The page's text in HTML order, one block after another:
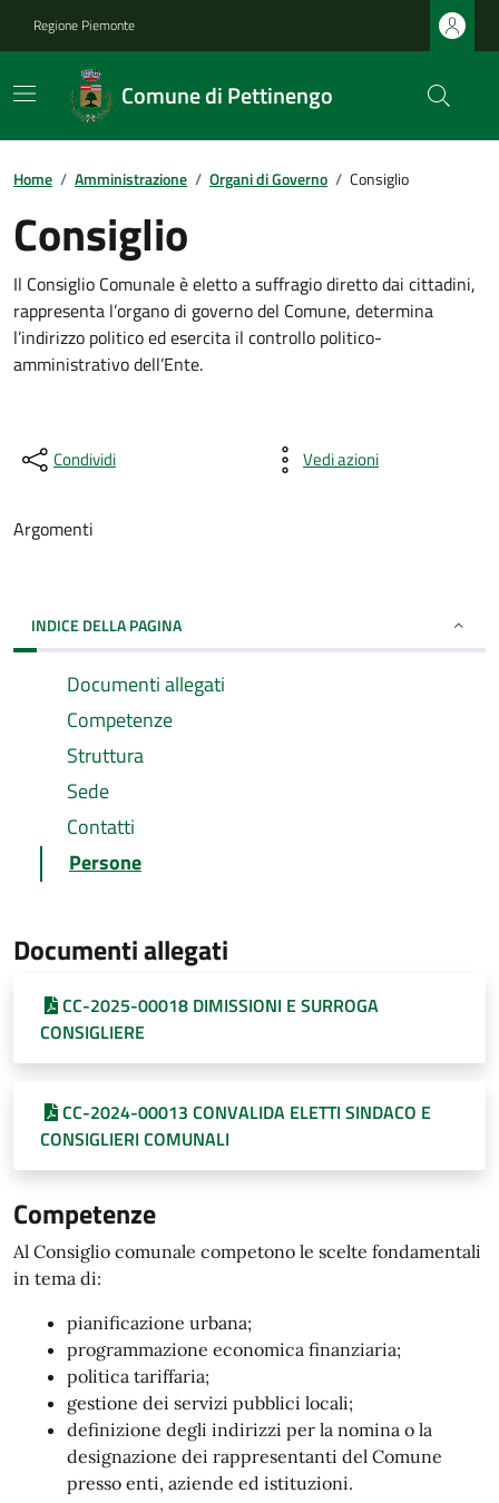
Regione Piemonte
Comune di Pettinengo
Home / Amministrazione / Organi di Governo / Consiglio
Consiglio
Il Consiglio Comunale è eletto a suffragio diretto dai cittadini,
rappresenta l’organo di governo del Comune, determina
l’indirizzo politico ed esercita il controllo politico-
amministrativo dell’Ente.
Condividi Vedi azioni
Argomenti
INDICE DELLA PAGINA
Documenti allegati
Competenze
Struttura
Sede
Contatti
Persone
Documenti allegati
CC-2025-00018 DIMISSIONI E SURROGA
CONSIGLIERE
CC-2024-00013 CONVALIDA ELETTI SINDACO E
CONSIGLIERI COMUNALI
Competenze
Al Consiglio comunale competono le scelte fondamentali
in tema di:
pianificazione urbana;
programmazione economica finanziaria;
politica tariffaria;
gestione dei servizi pubblici locali;
definizione degli indirizzi per la nomina o la
designazione dei rappresentanti del Comune
presso enti, aziende ed istituzioni.